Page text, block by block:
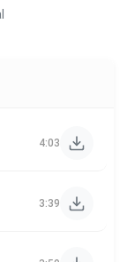
4:03
3:39